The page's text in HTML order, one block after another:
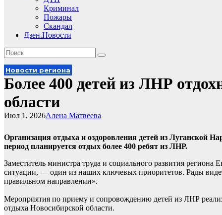
Криминал
Пожары
Скандал
Дзен.Новости
Новости региона
Более 400 детей из ЛНР
области
Алена Матвеева
Июл 1, 2026
Организация отдыха и оздоровления детей из Луганской
период планируется отдых более 400 ребят из ЛНР.
Заместитель министра труда и социального развития
ситуации, — один из наших ключевых приоритетов. Рады
правильном направлении».
Мероприятия по приему и сопровождению детей из ЛНР
отдыха Новосибирской области.